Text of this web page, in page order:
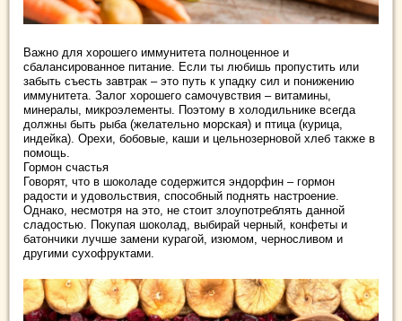
Важно для хорошего иммунитета полноценное и
сбалансированное питание. Если ты любишь пропустить или
забыть съесть завтрак – это путь к упадку сил и понижению
иммунитета. Залог хорошего самочувствия – витамины,
минералы, микроэлементы. Поэтому в холодильнике всегда
должны быть рыба (желательно морская) и птица (курица,
индейка). Орехи, бобовые, каши и цельнозерновой хлеб также в
помощь.
Гормон счастья
Говорят, что в шоколаде содержится эндорфин – гормон
радости и удовольствия, способный поднять настроение.
Однако, несмотря на это, не стоит злоупотреблять данной
сладостью. Покупая шоколад, выбирай черный, конфеты и
батончики лучше замени курагой, изюмом, черносливом и
другими сухофруктами.